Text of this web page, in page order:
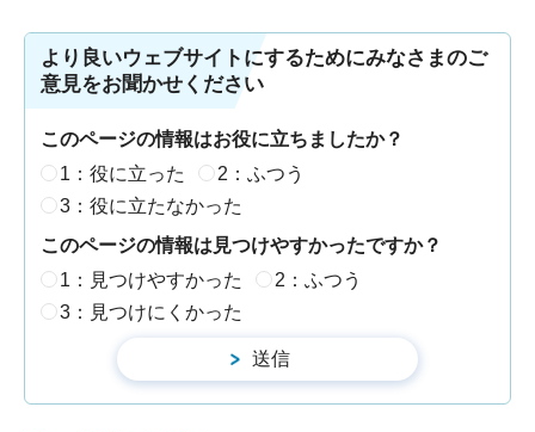
より良いウェブサイトにするためにみなさまのご
意見をお聞かせください
このページの情報はお役に立ちましたか？
1：役に立った
2：ふつう
3：役に立たなかった
このページの情報は見つけやすかったですか？
1：見つけやすかった
2：ふつう
3：見つけにくかった